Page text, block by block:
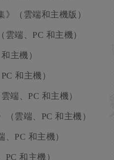
》（雲端和主機版）
雲端、PC 和主機）
主機）
和主機）
端、PC 和主機）
（雲端、PC 和主機）
、PC 和主機）
PC 和主機）